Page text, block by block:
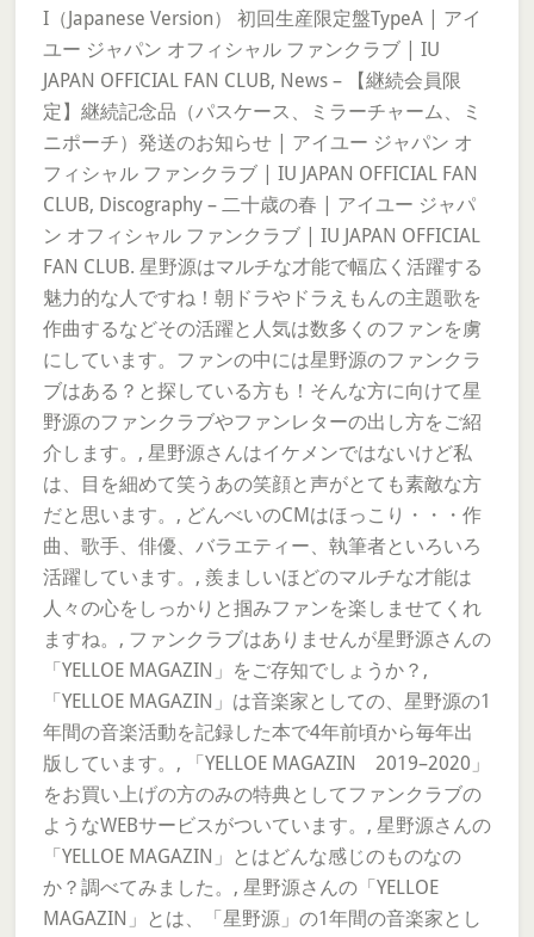
I（Japanese Version） 初回生産限定盤TypeA | アイ
ユー ジャパン オフィシャル ファンクラブ | IU
JAPAN OFFICIAL FAN CLUB, News – 【継続会員限
定】継続記念品（パスケース、ミラーチャーム、ミ
ニポーチ）発送のお知らせ | アイユー ジャパン オ
フィシャル ファンクラブ | IU JAPAN OFFICIAL FAN
CLUB, Discography – 二十歳の春 | アイユー ジャパ
ン オフィシャル ファンクラブ | IU JAPAN OFFICIAL
FAN CLUB. 星野源はマルチな才能で幅広く活躍する
魅力的な人ですね！朝ドラやドラえもんの主題歌を
作曲するなどその活躍と人気は数多くのファンを虜
にしています。ファンの中には星野源のファンクラ
ブはある？と探している方も！そんな方に向けて星
野源のファンクラブやファンレターの出し方をご紹
介します。, 星野源さんはイケメンではないけど私
は、目を細めて笑うあの笑顔と声がとても素敵な方
だと思います。, どんべいのCMはほっこり・・・作
曲、歌手、俳優、バラエティー、執筆者といろいろ
活躍しています。, 羨ましいほどのマルチな才能は
人々の心をしっかりと掴みファンを楽しませてくれ
ますね。, ファンクラブはありませんが星野源さんの
「YELLOE MAGAZIN」をご存知でしょうか？,
「YELLOE MAGAZIN」は音楽家としての、星野源の1
年間の音楽活動を記録した本で4年前頃から毎年出
版しています。, 「YELLOE MAGAZIN 2019–2020」
をお買い上げの方のみの特典としてファンクラブの
ようなWEBサービスがついています。, 星野源さんの
「YELLOE MAGAZIN」とはどんな感じのものなの
か？調べてみました。, 星野源さんの「YELLOE
MAGAZIN」とは、「星野源」の1年間の音楽家とし